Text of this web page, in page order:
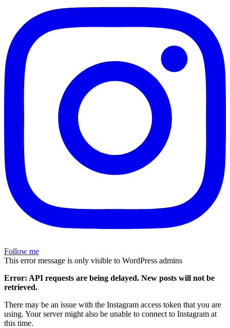
Follow me
This error message is only visible to WordPress admins
Error: API requests are being delayed. New posts will not be
retrieved.
There may be an issue with the Instagram access token that you are
using. Your server might also be unable to connect to Instagram at
this time.